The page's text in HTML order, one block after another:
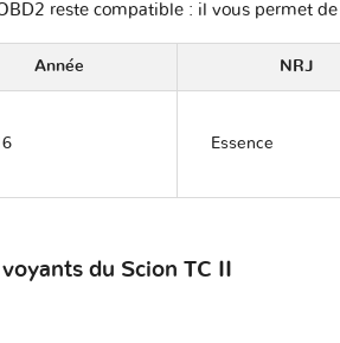
reste compatible : il vous permet
Année NRJ
Essence
du Scion TC II